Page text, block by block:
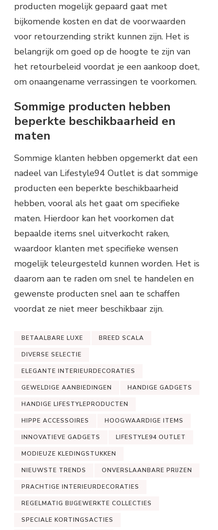
producten mogelijk gepaard gaat met
bijkomende kosten en dat de voorwaarden
voor retourzending strikt kunnen zijn. Het is
belangrijk om goed op de hoogte te zijn van
het retourbeleid voordat je een aankoop doet,
om onaangename verrassingen te voorkomen.
Sommige producten hebben
beperkte beschikbaarheid en
maten
Sommige klanten hebben opgemerkt dat een
nadeel van Lifestyle94 Outlet is dat sommige
producten een beperkte beschikbaarheid
hebben, vooral als het gaat om specifieke
maten. Hierdoor kan het voorkomen dat
bepaalde items snel uitverkocht raken,
waardoor klanten met specifieke wensen
mogelijk teleurgesteld kunnen worden. Het is
daarom aan te raden om snel te handelen en
gewenste producten snel aan te schaffen
voordat ze niet meer beschikbaar zijn.
BETAALBARE LUXE BREED SCALA
DIVERSE SELECTIE
ELEGANTE INTERIEURDECORATIES
GEWELDIGE AANBIEDINGEN HANDIGE GADGETS
HANDIGE LIFESTYLEPRODUCTEN
HIPPE ACCESSOIRES HOOGWAARDIGE ITEMS
INNOVATIEVE GADGETS LIFESTYLE94 OUTLET
MODIEUZE KLEDINGSTUKKEN
NIEUWSTE TRENDS ONVERSLAANBARE PRIJZEN
PRACHTIGE INTERIEURDECORATIES
REGELMATIG BIJGEWERKTE COLLECTIES
SPECIALE KORTINGSACTIES